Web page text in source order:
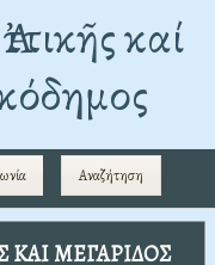
καί
Αναζήτηση
ΜΕΓΑΡΙΔΟΣ